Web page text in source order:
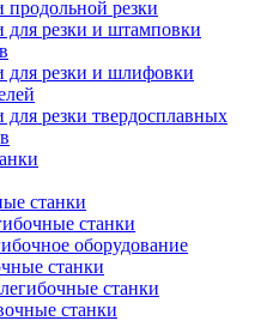
продольной резки
для резки и штамповки
для резки и шлифовки
для резки твердосплавных
станки
станки
оборудование
станки
станки
станки